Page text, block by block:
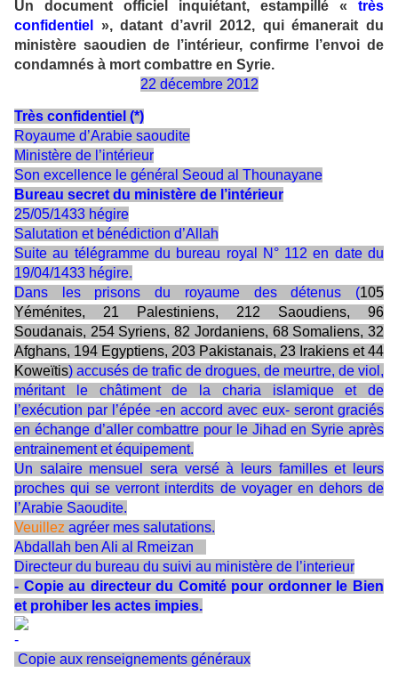
Un document officiel inquiétant, estampillé « très
confidentiel
», datant d’avril 2012, qui émanerait du
ministère saoudien de l’intérieur, confirme l’envoi de
condamnés à mort combattre en Syrie.
22 décembre 2012
Très confidentiel (*)
Royaume d’Arabie saoudite
Ministère de l’intérieur
Son excellence le général Seoud al Thounayane
Bureau secret du ministère de l’intérieur
25/05/1433 hégire
Salutation et bénédiction d’Allah
Suite au télégramme du bureau royal N° 112 en date du
19/04/1433 hégire.
Dans les prisons du royaume des détenus (105
Yéménites, 21 Palestiniens, 212 Saoudiens, 96
Soudanais, 254 Syriens, 82 Jordaniens, 68 Somaliens, 32
Afghans, 194 Egyptiens, 203 Pakistanais, 23 Irakiens et 44
Koweïtis) accusés de trafic de drogues, de meurtre, de viol,
méritant le châtiment de la charia islamique et de
l’exécution par l’épée -en accord avec eux- seront graciés
en échange d’aller combattre pour le Jihad en Syrie après
entrainement et équipement.
Un salaire mensuel sera versé à leurs familles et leurs
proches qui se verront interdits de voyager en dehors de
l’Arabie Saoudite.
Veuillez agréer mes salutations.
Abdallah ben Ali al Rmeizan
Directeur du bureau du suivi au ministère de l’interieur
- Copie au directeur du Comité pour ordonner le Bien
et prohiber les actes impies.
Copie aux renseignements généraux